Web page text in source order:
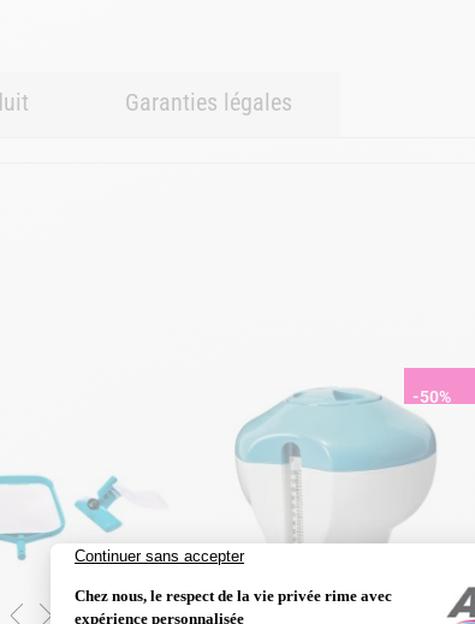
Garanties légales
-50%